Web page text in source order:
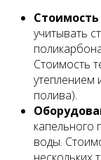
учитывать
Стоимость
утеплением
полива).
капельного
воды.